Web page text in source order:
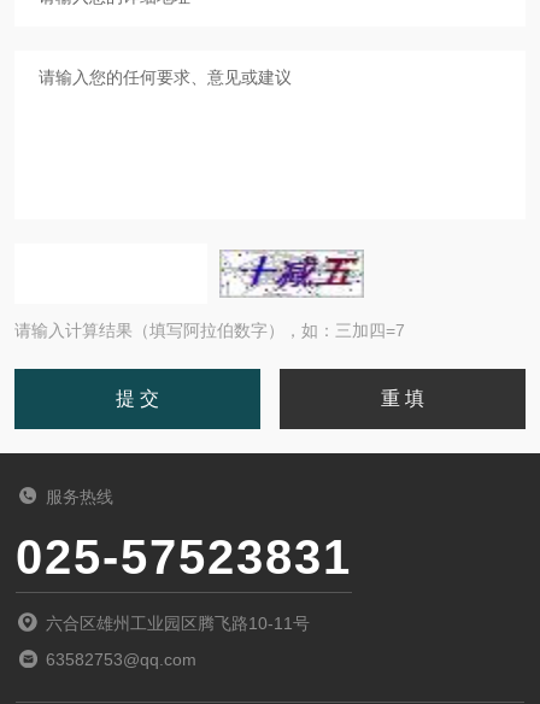
请输入计算结果（填写阿拉伯数字），如：三加四=7
服务热线
025-57523831
六合区雄州工业园区腾飞路10-11号
63582753@qq.com